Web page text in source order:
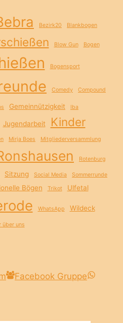
Bezirk20 Blankbogen
Blow Gun Bogen
Bogensport
Comedy Compound
Gemeinnützigkeit Iba
Jugendarbeit Kinder
Mirja Boes Mitgliederversammlung
Rotenburg
Sitzung Social Media Sommerrunde
Bögen Trikot Ulfetal
WhatsApp Wildeck
über uns
Facebook Gruppe